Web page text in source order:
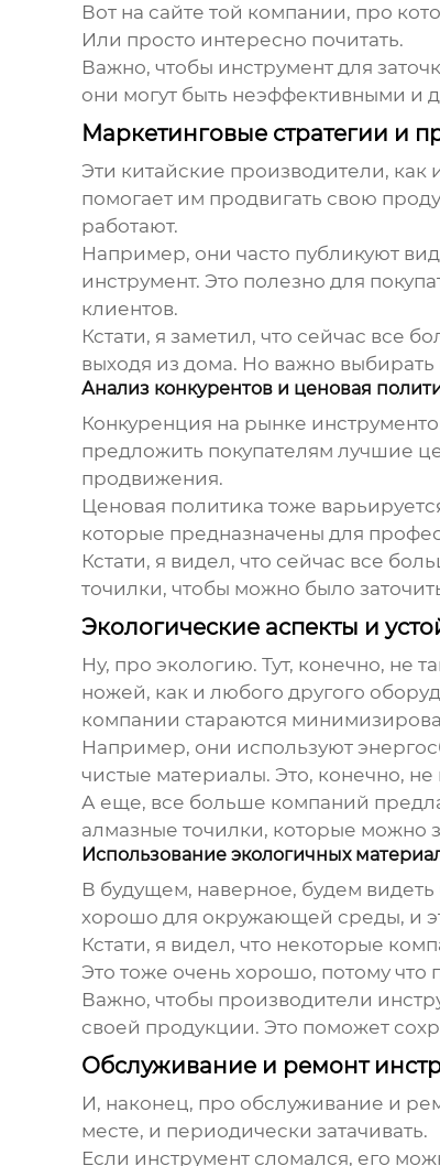
Вот на сайте той компании, про
Или просто интересно почитать.
Важно, чтобы инструмент для
они могут быть неэффективными и
Маркетинговые стратегии и
Эти китайские производители, как
помогает им продвигать свою
работают.
Например, они часто публикуют
инструмент. Это полезно для
клиентов.
Кстати, я заметил, что сейчас все
выходя из дома. Но важно
Анализ конкурентов и ценовая
Конкуренция на рынке
предложить покупателям лучшие
продвижения.
Ценовая политика тоже
которые предназначены для
Кстати, я видел, что сейчас все
точилки, чтобы можно было
Экологические аспекты и
Ну, про экологию. Тут, конечно, не
ножей, как и любого другого
компании стараются
Например, они используют
чистые материалы. Это, конечно,
А еще, все больше компаний
алмазные точилки, которые можно
Использование экологичных
В будущем, наверное, будем
хорошо для окружающей среды, и
Кстати, я видел, что некоторые
Это тоже очень хорошо, потому что
Важно, чтобы производители
своей продукции. Это поможет
Обслуживание и ремонт
И, наконец, про обслуживание и
месте, и периодически затачивать.
Если инструмент сломался, его